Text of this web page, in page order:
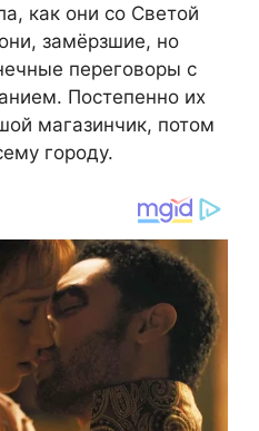
как они со Светой
замёрзшие, но
переговоры с
Постепенно их
магазинчик, потом
городу.